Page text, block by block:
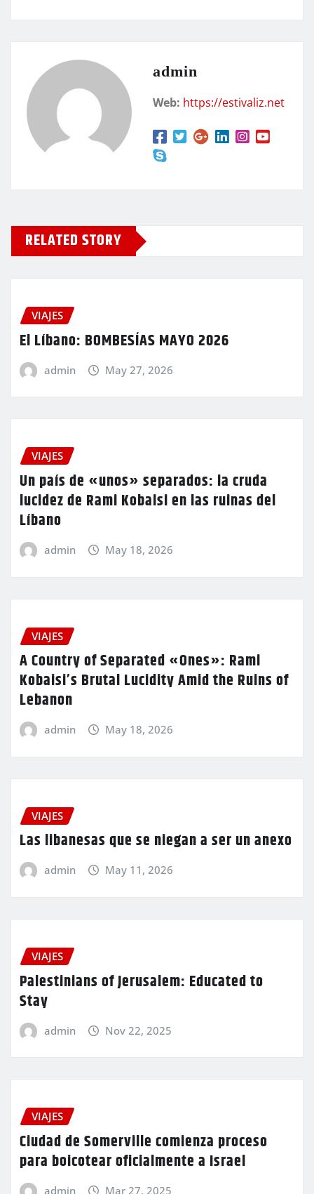
admin
Web: https://estivaliz.net
RELATED STORY
VIAJES
El Líbano: BOMBESÍAS MAYO 2026
admin May 27, 2026
VIAJES
Un país de «unos» separados: la cruda
lucidez de Rami Kobaisi en las ruinas del
Líbano
admin May 18, 2026
VIAJES
A Country of Separated «Ones»: Rami
Kobaisi’s Brutal Lucidity Amid the Ruins of
Lebanon
admin May 18, 2026
VIAJES
Las libanesas que se niegan a ser un anexo
admin May 11, 2026
VIAJES
Palestinians of Jerusalem: Educated to
Stay
admin Nov 22, 2025
VIAJES
Ciudad de Somerville comienza proceso
para boicotear oficialmente a Israel
admin Mar 27, 2025